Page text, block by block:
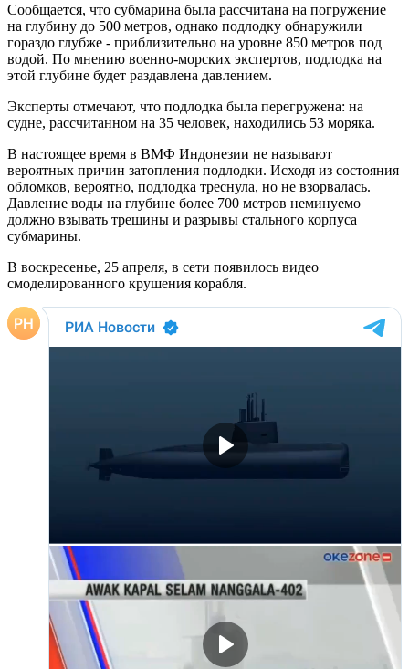
Сообщается, что субмарина была рассчитана на погружение
на глубину до 500 метров, однако подлодку обнаружили
гораздо глубже - приблизительно на уровне 850 метров под
водой. По мнению военно-морских экспертов, подлодка на
этой глубине будет раздавлена давлением.
Эксперты отмечают, что подлодка была перегружена: на
судне, рассчитанном на 35 человек, находились 53 моряка.
В настоящее время в ВМФ Индонезии не называют
вероятных причин затопления подлодки. Исходя из состояния
обломков, вероятно, подлодка треснула, но не взорвалась.
Давление воды на глубине более 700 метров неминуемо
должно взывать трещины и разрывы стального корпуса
субмарины.
В воскресенье, 25 апреля, в сети появилось видео
смоделированного крушения корабля.